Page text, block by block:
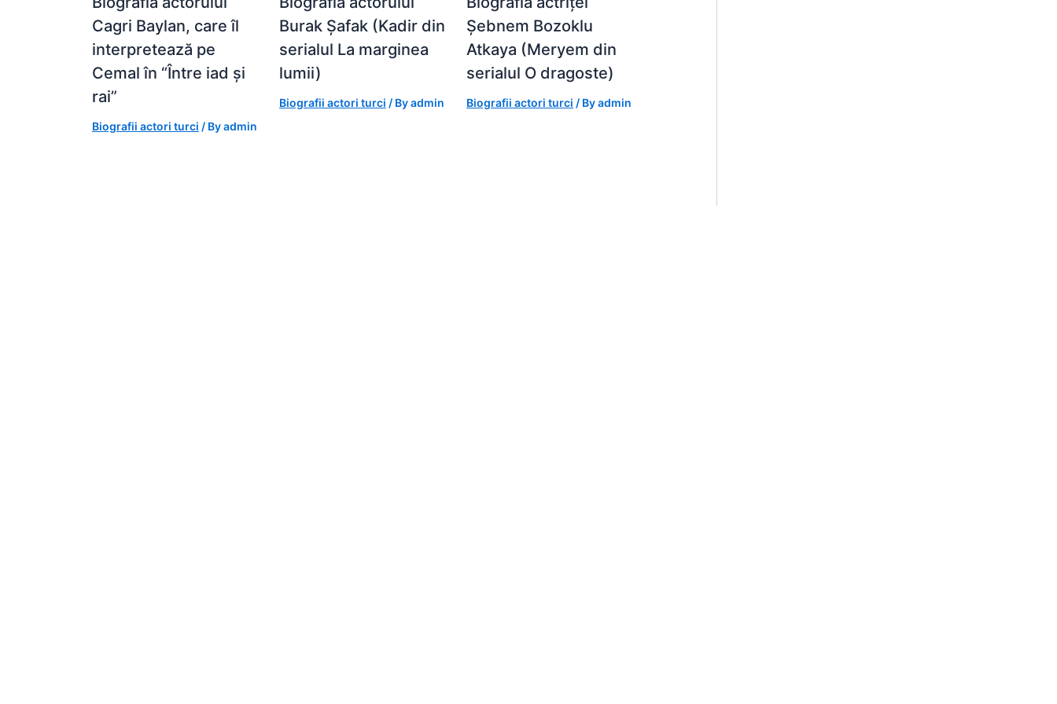
Cagri Baylan, care îl
interpretează pe
Cemal în “Între iad și
rai”
Biografii actori turci / Byadmin
Burak Șafak (Kadir din
serialul La marginea
lumii)
Biografii actori turci / Byadmin
Șebnem Bozoklu
Atkaya (Meryem din
serialul O dragoste)
Biografii actori turci / Byadmin